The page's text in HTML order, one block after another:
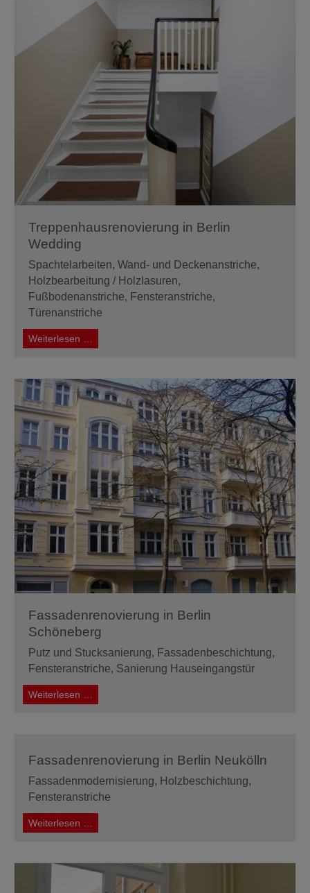
Treppenhausrenovierung in Berlin
Wedding
Spachtelarbeiten, Wand- und Deckenanstriche,
Holzbearbeitung / Holzlasuren,
Fußbodenanstriche, Fensteranstriche,
Türenanstriche
Weiterlesen …
in
Wedding
Fassadenrenovierung in Berlin
Schöneberg
Putz und Stucksanierung, Fassadenbeschichtung,
Fensteranstriche, Sanierung Hauseingangstür
Weiterlesen …
in
Fassadenrenovierung in Berlin Neukölln
Fassadenmodernisierung, Holzbeschichtung,
Fensteranstriche
Weiterlesen …
in
Neukölln